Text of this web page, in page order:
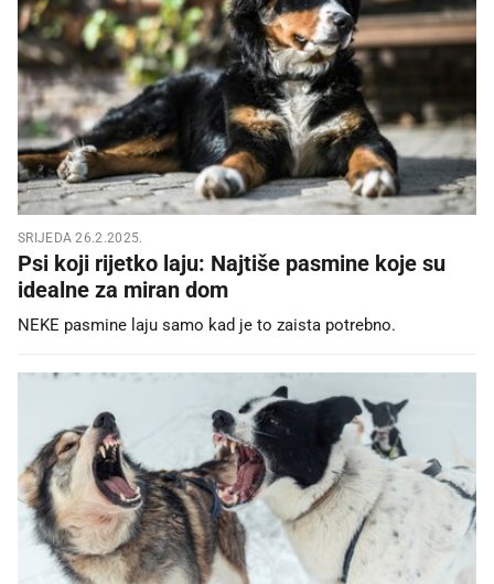
SRIJEDA 26.2.2025.
Psi koji rijetko laju: Najtiše pasmine koje su
idealne za miran dom
NEKE pasmine laju samo kad je to zaista potrebno.